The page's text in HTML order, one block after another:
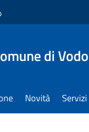
di
Novità Servizi